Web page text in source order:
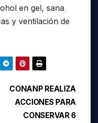
en gel, sana
y ventilación de
CONANP REALIZA
ACCIONES PARA
CONSERVAR 6